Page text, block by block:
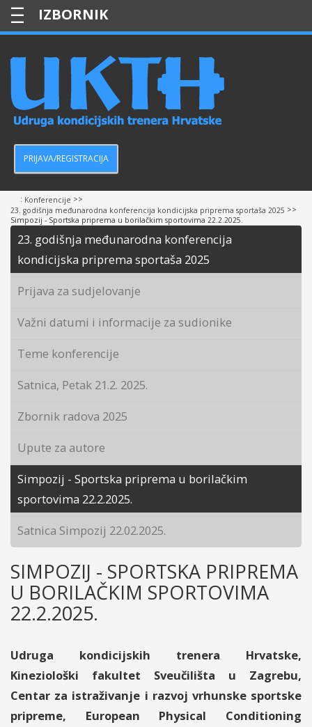
—
—
—
PRIJAVA/REGISTRACIJA
: Konferencije >>
23. godišnja međunarodna konferencija kondicijska priprema sportaša 2025 >>
Simpozij - Sportska priprema u borilačkim sportovima 22.2.2025.
23. godišnja međunarodna konferencija
kondicijska priprema sportaša 2025
Prijava za sudjelovanje
Važni datumi i informacije za sudionike
Teme konferencije
Satnica, Petak 21.2. 2025.
Zbornik radova 2025
Upute za autore
Simpozij - Sportska priprema u borilačkim
sportovima 22.2.2025.
Satnica Simpozij 22.02.2025.
SIMPOZIJ - SPORTSKA PRIPREMA
U BORILAČKIM SPORTOVIMA
22.2.2025.
Udruga kondicijskih trenera Hrvatske,
Kineziološki fakultet Sveučilišta u Zagrebu,
Centar za istraživanje i razvoj vrhunske sportske
pripreme, European Physical Conditioning